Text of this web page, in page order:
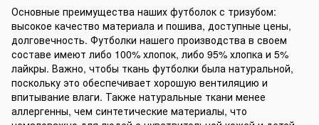
Основные преимущества наших футболок с тризубом:
высокое качество материала и пошива, доступные цены,
долговечность. Футболки нашего производства в своем
составе имеют либо 100% хлопок, либо 95% хлопка и 5%
лайкры. Важно, чтобы ткань футболки была натуральной,
поскольку это обеспечивает хорошую вентиляцию и
впитывание влаги. Также натуральные ткани менее
аллергенны, чем синтетические материалы, что